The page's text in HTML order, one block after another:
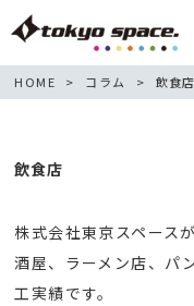
HOME コラム 飲食店
飲食店
株式会社東京スペース
酒屋、ラーメン店、パ
工実績です。